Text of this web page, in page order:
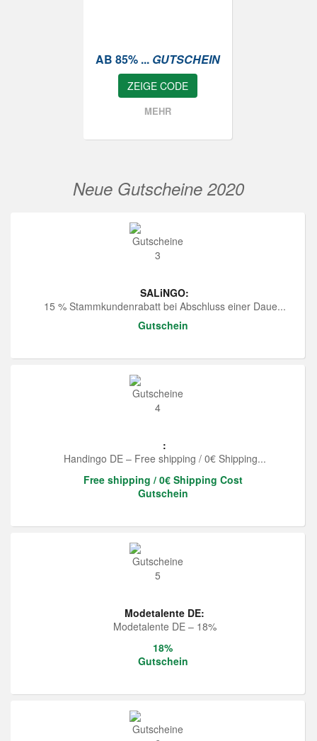
AB 85% ... GUTSCHEIN
ZEIGE CODE
MEHR
Neue Gutscheine 2020
SALiNGO:
15 % Stammkundenrabatt bei Abschluss einer Daue...
Gutschein
:
Handingo DE – Free shipping / 0€ Shipping...
Free shipping / 0€ Shipping Cost
Gutschein
Modetalente DE:
Modetalente DE – 18%
18%
Gutschein